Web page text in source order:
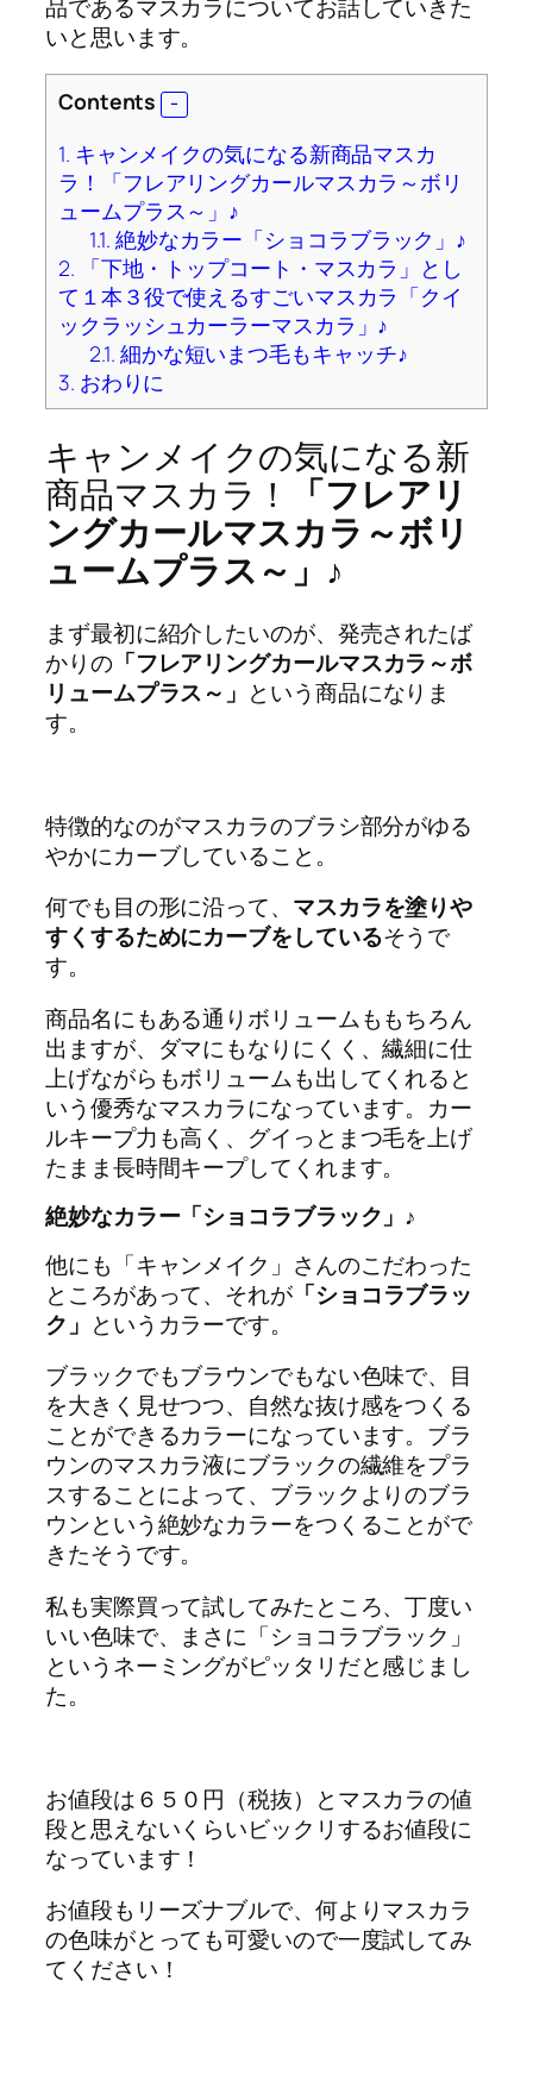
品であるマスカラについてお話していきた
いと思います。
Contents
1. キャンメイクの気になる新商品マスカ
ラ！「フレアリングカールマスカラ～ボリ
ュームプラス～」♪
1.1. 絶妙なカラー「ショコラブラック」♪
2. 「下地・トップコート・マスカラ」とし
て１本３役で使えるすごいマスカラ「クイ
ックラッシュカーラーマスカラ」♪
2.1. 細かな短いまつ毛もキャッチ♪
3. おわりに
キャンメイクの気になる新
商品マスカラ！
「フレアリ
ングカールマスカラ～ボリ
ュームプラス～」♪
まず最初に紹介したいのが、発売されたば
かりの「フレアリングカールマスカラ～ボ
リュームプラス～」 という商品になりま
す。
特徴的なのがマスカラのブラシ部分がゆる
やかにカーブしていること。
何でも目の形に沿って、 マスカラを塗りや
すくするためにカーブをしているそうで
す。
商品名にもある通りボリュームももちろん
出ますが、ダマにもなりにくく、繊細に仕
上げながらもボリュームも出してくれると
いう優秀なマスカラになっています。カー
ルキープ力も高く、グイっとまつ毛を上げ
たまま長時間キープしてくれます。
絶妙なカラー「ショコラブラック」♪
他にも「キャンメイク」さんのこだわった
ところがあって、それが「ショコラブラッ
ク」 というカラーです。
ブラックでもブラウンでもない色味で、目
を大きく見せつつ、自然な抜け感をつくる
ことができるカラーになっています。ブラ
ウンのマスカラ液にブラックの繊維をプラ
スすることによって、ブラックよりのブラ
ウンという絶妙なカラーをつくることがで
きたそうです。
私も実際買って試してみたところ、丁度い
いい色味で、まさに「ショコラブラック」
というネーミングがピッタリだと感じまし
た。
お値段は６５０円（税抜）とマスカラの値
段と思えないくらいビックリするお値段に
なっています！
お値段もリーズナブルで、何よりマスカラ
の色味がとっても可愛いので一度試してみ
てください！